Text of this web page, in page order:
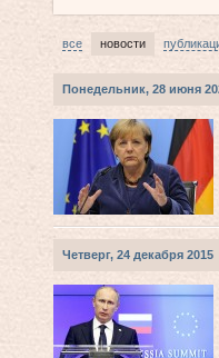
все новости
Понедельник, 28 июня
Четверг, 24 декабря 2015